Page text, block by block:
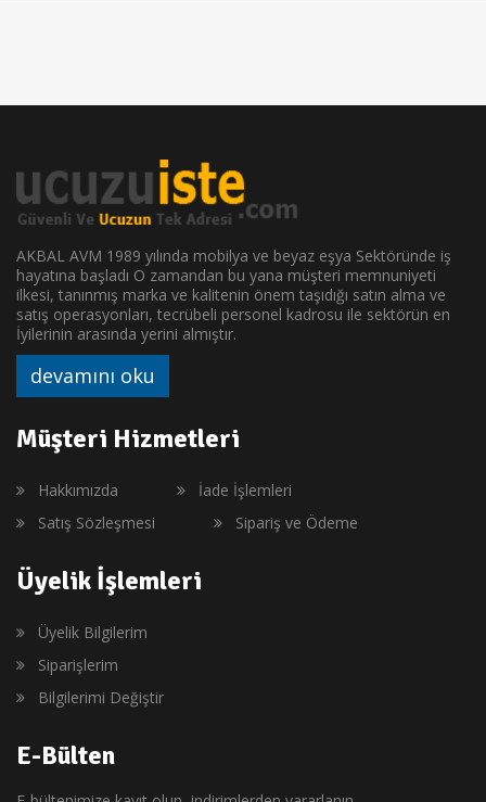
AKBAL AVM 1989 yılında mobilya ve beyaz eşya Sektöründe iş
hayatına başladı O zamandan bu yana müşteri memnuniyeti
ilkesi, tanınmış marka ve kalitenin önem taşıdığı satın alma ve
satış operasyonları, tecrübeli personel kadrosu ile sektörün en
İyilerinin arasında yerini almıştır.
devamını oku
Müşteri Hizmetleri
Hakkımızda
İade İşlemleri
Satış Sözleşmesi
Sipariş ve Ödeme
Üyelik İşlemleri
Üyelik Bilgilerim
Siparişlerim
Bilgilerimi Değiştir
E-Bülten